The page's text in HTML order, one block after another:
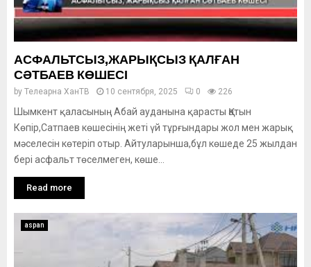
АСФАЛЬТСЫЗ,ЖАРЫҚСЫЗ ҚАЛҒАН
СӘТБАЕВ КӨШЕСІ
by Телеарна ХанТВ 10 сентября, 2025 0 226
Шымкент қаласының Абай ауданына қарасты Қатын
Көпір,Сатпаев көшесінің жеті үй тұрғындары жол мен жарық
мәселесін көтеріп отыр. Айтуларынша,бұл көшеде 25 жылдан
бері асфальт төселмеген, көше...
Read more
aspan